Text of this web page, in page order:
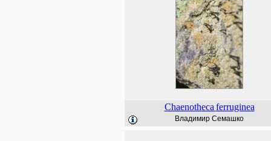
Chaenotheca ferruginea
Владимир Семашко